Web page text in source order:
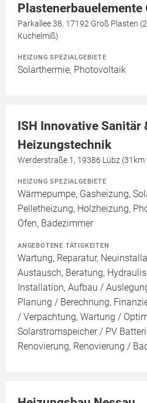
Plastenerbauelemente
Parkallee 38, 17192 Groß Plasten
Kuchelmiß)
HEIZUNG SPEZIALGEBIETE
Solarthermie, Photovoltaik
ISH Innovative Sanitär
Heizungstechnik
Werderstraße 1, 19386 Lübz
HEIZUNG SPEZIALGEBIETE
Wärmepumpe, Gasheizung,
Pelletheizung, Holzheizung,
Ofen, Badezimmer
ANGEBOTENE TÄTIGKEITEN
Wartung, Reparatur,
Austausch, Beratung,
Installation, Aufbau /
Planung / Berechnung,
/ Verpachtung, Wartung /
Solarstromspeicher / PV
Renovierung, Renovierung /